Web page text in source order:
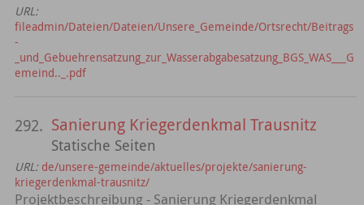
URL:
fileadmin/Dateien/Dateien/Unsere_Gemeinde/Ortsrecht/Beitrags
-
_und_Gebuehrensatzung_zur_Wasserabgabesatzung_BGS_WAS___G
emeind.._.pdf
292. Sanierung Kriegerdenkmal Trausnitz
Statische Seiten
URL: de/unsere-gemeinde/aktuelles/projekte/sanierung-
kriegerdenkmal-trausnitz/
Projektbeschreibung - Sanierung Kriegerdenkmal